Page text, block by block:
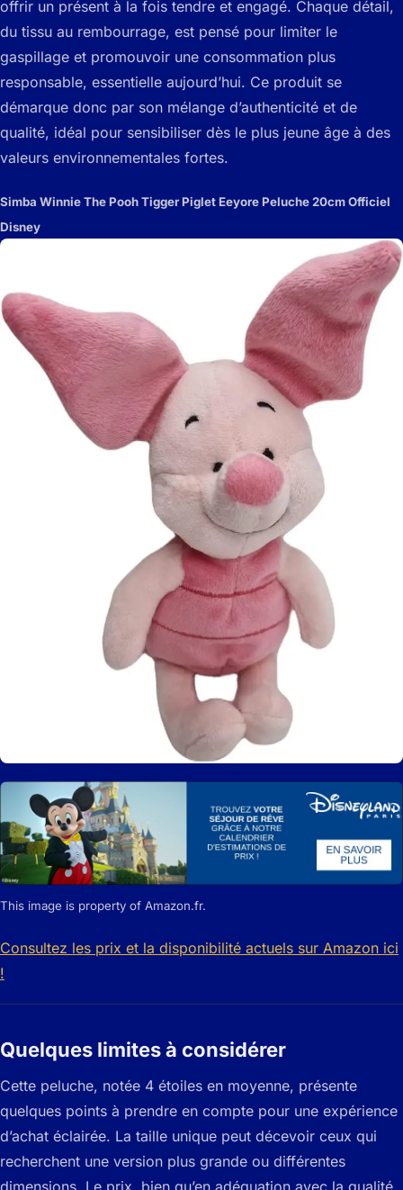
offrir un présent à la fois tendre et engagé. Chaque détail,
du tissu au rembourrage, est pensé pour limiter le
gaspillage et promouvoir une consommation plus
responsable, essentielle aujourd’hui. Ce produit se
démarque donc par son mélange d’authenticité et de
qualité, idéal pour sensibiliser dès le plus jeune âge à des
valeurs environnementales fortes.
Simba Winnie The Pooh Tigger Piglet Eeyore Peluche 20cm Officiel
Disney
This image is property of Amazon.fr.
Consultez les prix et la disponibilité actuels sur Amazon ici
!
Quelques limites à considérer
Cette peluche, notée 4 étoiles en moyenne, présente
quelques points à prendre en compte pour une expérience
d’achat éclairée. La taille unique peut décevoir ceux qui
recherchent une version plus grande ou différentes